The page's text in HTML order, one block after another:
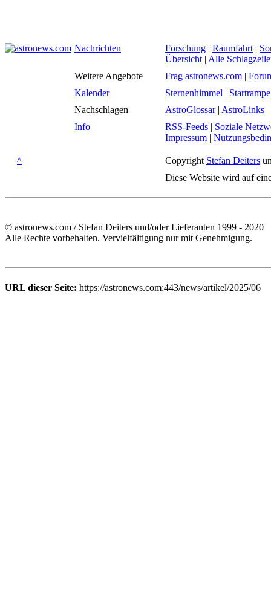
Nachrichten Forschung | Raumfahrt |
Übersicht | Alle
Weitere Angebote
Frag astronews.com |
Kalender
Sternenhimmel | Startrampe
Nachschlagen
AstroGlossar| AstroLinks
Info
RSS-Feeds | Soziale
Impressum |
^ Copyright Stefan Deiters
Diese Website wird auf
© astronews.com / Stefan Deiters und/oder Lieferanten 1999 - 2020
Alle Rechte vorbehalten. Vervielfältigung nur mit Genehmigung.
URL dieser Seite: https://astronews.com:443/news/artikel/2025/06